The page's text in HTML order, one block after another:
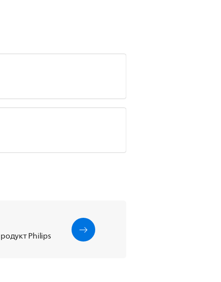
Philips